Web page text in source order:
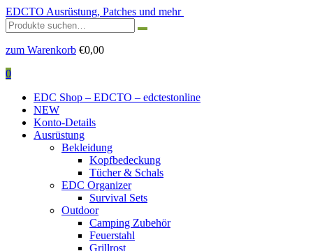
EDCTO Ausrüstung, Patches und mehr
Suchen
nach:
zum Warenkorb €0,00
0
EDC Shop – EDCTO – edctestonline
NEW
Konto-Details
Ausrüstung
Bekleidung
Kopfbedeckung
Tücher & Schals
EDC Organizer
Survival Sets
Outdoor
Camping Zubehör
Feuerstahl
Grillrost